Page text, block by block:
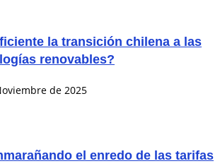
la transición chilena a las
renovables?
de 2025
el enredo de las tarifas